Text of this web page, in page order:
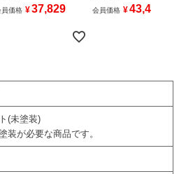
員価格 ¥37,829 会員価格 ¥43,472
(未塗装)
装が必要な商品です。